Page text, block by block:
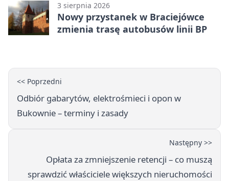
3 sierpnia 2026
Nowy przystanek w Braciejówce
zmienia trasę autobusów linii BP
<< Poprzedni
Odbiór gabarytów, elektrośmieci i opon w
Bukownie – terminy i zasady
Następny >>
Opłata za zmniejszenie retencji – co muszą
sprawdzić właściciele większych nieruchomości